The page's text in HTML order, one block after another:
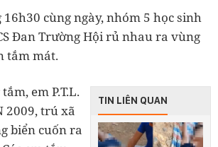
cùng ngày, nhóm 5 học sinh
Đan Trường Hội rủ nhau ra vùng
tắm mát.
TIN LIÊN QUAN
em P.T.L.
2009, trú xã
biển cuốn ra